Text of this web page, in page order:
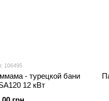
106495
- турецкой бани
12 кВт